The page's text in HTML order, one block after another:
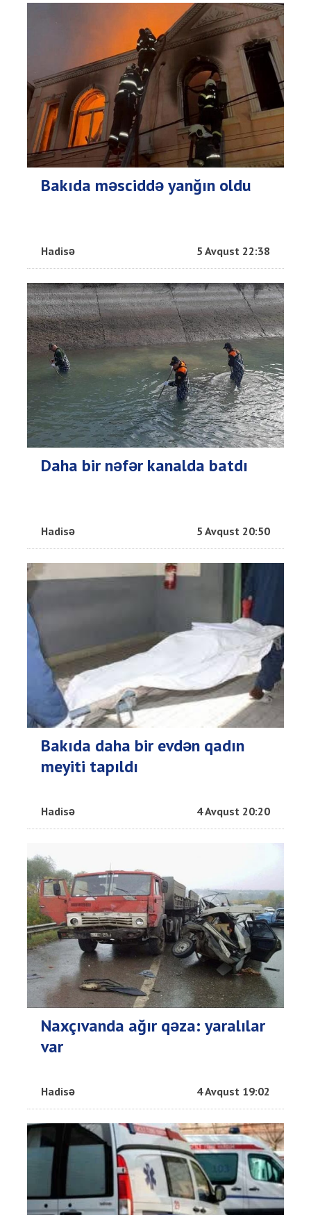
Bakıda məsciddə yanğın oldu
Hadisə 5 Avqust 22:38
Daha bir nəfər kanalda batdı
Hadisə 5 Avqust 20:50
Bakıda daha bir evdən qadın
meyiti tapıldı
Hadisə 4 Avqust 20:20
Naxçıvanda ağır qəza: yaralılar
var
Hadisə 4 Avqust 19:02